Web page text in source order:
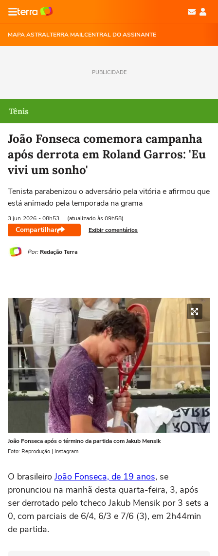
MAPA ASTRALTERRA MAILCENTRAL DO ASSINANTE
PUBLICIDADE
Tênis
João Fonseca comemora campanha
após derrota em Roland Garros: 'Eu
vivi um sonho'
Tenista parabenizou o adversário pela vitória e afirmou que
está animado pela temporada na grama
3 jun 2026 - 08h53 (atualizado às 09h58)
Compartilhar Exibir comentários
Por: Redação Terra
João Fonseca após o término da partida com Jakub Mensik
Foto: Reprodução | Instagram
O brasileiro João Fonseca, de 19 anos, se
pronunciou na manhã desta quarta-feira, 3, após
ser derrotado pelo tcheco Jakub Mensik por 3 sets a
0, com parciais de 6/4, 6/3 e 7/6 (3), em 2h44min
de partida.